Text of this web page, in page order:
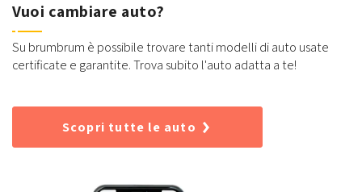
Vuoi cambiare auto?
Su brumbrum è possibile trovare tanti modelli di auto usate
certificate e garantite. Trova subito l'auto adatta a te!
Scopri tutte le auto